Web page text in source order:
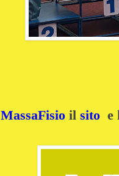
MassaFisio il sito e